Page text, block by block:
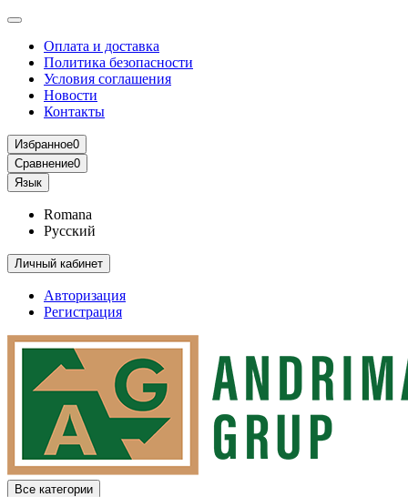
Оплата и доставка
Политика безопасности
Условия соглашения
Новости
Контакты
Избранное0
Сравнение0
Язык
Romana
Русский
Личный кабинет
Авторизация
Регистрация
Все категории